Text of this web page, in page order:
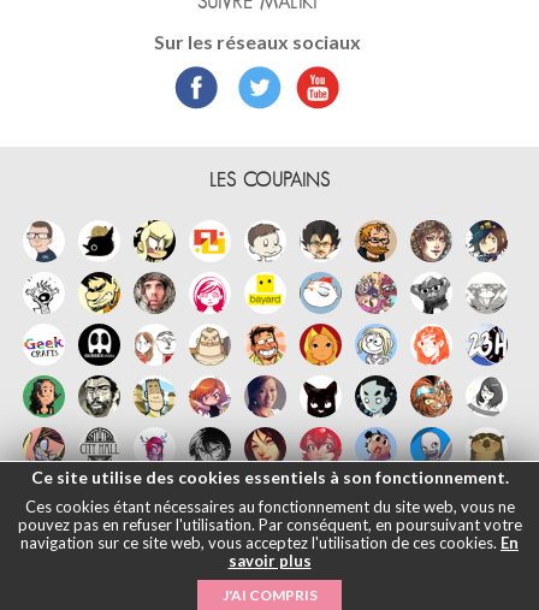
Sur les réseaux sociaux
LES COUPAINS
日本語|Mentions légales
2026
Ce site utilise des cookies essentiels à son fonctionnement.
Ces cookies étant nécessaires au fonctionnement du site web, vous ne
pouvez pas en refuser l'utilisation. Par conséquent, en poursuivant votre
navigation sur ce site web, vous acceptez l'utilisation de ces cookies. En
savoir plus
J'AI COMPRIS